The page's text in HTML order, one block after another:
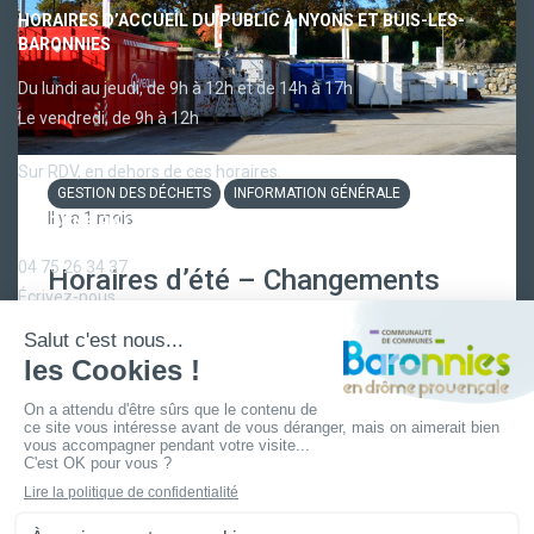
GESTION DES DÉCHETS INFORMATION GÉNÉRALE
Il y a 1 mois
Horaires d’été – Changements
intercommunales
HORAIRES D’ACCUEIL DU PUBLIC À NYONS ET BUIS-LES-
BARONNIES
Du lundi au jeudi, de 9h à 12h et de 14h à 17h
Le vendredi, de 9h à 12h
Sur RDV, en dehors de ces horaires.
RESTONS EN CONTACT
04 75 26 34 37
Écrivez-nous
LA CCBDP
Plan du site
Mentions légales
Confidentialité